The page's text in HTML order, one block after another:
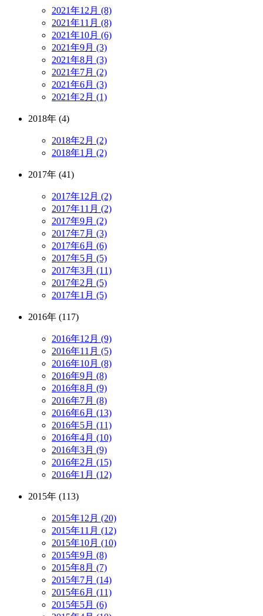
2021年12月 (8)
2021年11月 (8)
2021年10月 (6)
2021年9月 (3)
2021年8月 (3)
2021年7月 (2)
2021年6月 (3)
2021年2月 (1)
2018年 (4)
2018年2月 (2)
2018年1月 (2)
2017年 (41)
2017年12月 (2)
2017年11月 (2)
2017年9月 (2)
2017年7月 (3)
2017年6月 (6)
2017年5月 (5)
2017年3月 (11)
2017年2月 (5)
2017年1月 (5)
2016年 (117)
2016年12月 (9)
2016年11月 (5)
2016年10月 (8)
2016年9月 (8)
2016年8月 (9)
2016年7月 (8)
2016年6月 (13)
2016年5月 (11)
2016年4月 (10)
2016年3月 (9)
2016年2月 (15)
2016年1月 (12)
2015年 (113)
2015年12月 (20)
2015年11月 (12)
2015年10月 (10)
2015年9月 (8)
2015年8月 (7)
2015年7月 (14)
2015年6月 (11)
2015年5月 (6)